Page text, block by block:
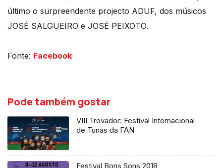
último o surpreendente projecto ADUF, dos músicos
JOSÉ SALGUEIRO e JOSÉ PEIXOTO.
Fonte: Facebook
Pode também gostar
VIII Trovador: Festival Internacional
de Tunas da FAN
Festival Bons Sons 2018